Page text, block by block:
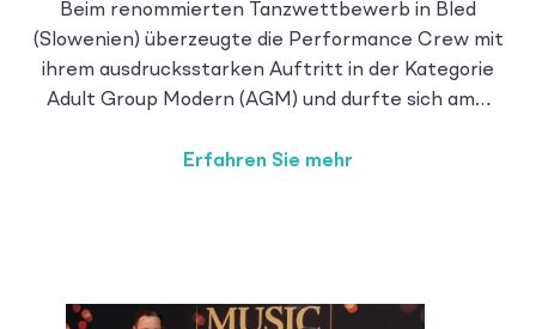
Beim renommierten Tanzwettbewerb in Bled
(Slowenien) überzeugte die Performance Crew mit
ihrem ausdrucksstarken Auftritt in der Kategorie
Adult Group Modern (AGM) und durfte sich am…
Erfahren Sie mehr